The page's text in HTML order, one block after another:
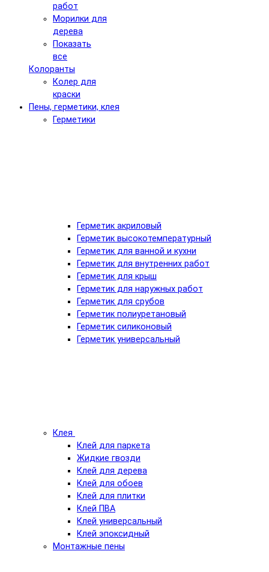
работ
Морилки для
дерева
Показать
все
Колоранты
Колер для
краски
Пены, герметики, клея
Герметики
Герметик акриловый
Герметик высокотемпературный
Герметик для ванной и кухни
Герметик для внутренних работ
Герметик для крыш
Герметик для наружных работ
Герметик для срубов
Герметик полиуретановый
Герметик силиконовый
Герметик универсальный
Клея
Клей для паркета
Жидкие гвозди
Клей для дерева
Клей для обоев
Клей для плитки
Клей ПВА
Клей универсальный
Клей эпоксидный
Монтажные пены